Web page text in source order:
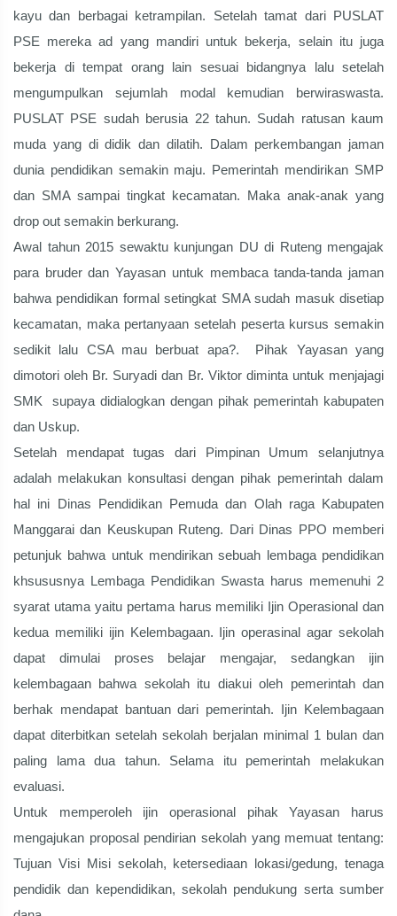
kayu dan berbagai ketrampilan. Setelah tamat dari PUSLAT
PSE mereka ad yang mandiri untuk bekerja, selain itu juga
bekerja di tempat orang lain sesuai bidangnya lalu setelah
mengumpulkan sejumlah modal kemudian berwiraswasta.
PUSLAT PSE sudah berusia 22 tahun. Sudah ratusan kaum
muda yang di didik dan dilatih. Dalam perkembangan jaman
dunia pendidikan semakin maju. Pemerintah mendirikan SMP
dan SMA sampai tingkat kecamatan. Maka anak-anak yang
drop out semakin berkurang.
Awal tahun 2015 sewaktu kunjungan DU di Ruteng mengajak
para bruder dan Yayasan untuk membaca tanda-tanda jaman
bahwa pendidikan formal setingkat SMA sudah masuk disetiap
kecamatan, maka pertanyaan setelah peserta kursus semakin
sedikit lalu CSA mau berbuat apa?. Pihak Yayasan yang
dimotori oleh Br. Suryadi dan Br. Viktor diminta untuk menjajagi
SMK supaya didialogkan dengan pihak pemerintah kabupaten
dan Uskup.
Setelah mendapat tugas dari Pimpinan Umum selanjutnya
adalah melakukan konsultasi dengan pihak pemerintah dalam
hal ini Dinas Pendidikan Pemuda dan Olah raga Kabupaten
Manggarai dan Keuskupan Ruteng. Dari Dinas PPO memberi
petunjuk bahwa untuk mendirikan sebuah lembaga pendidikan
khsususnya Lembaga Pendidikan Swasta harus memenuhi 2
syarat utama yaitu pertama harus memiliki Ijin Operasional dan
kedua memiliki ijin Kelembagaan. Ijin operasinal agar sekolah
dapat dimulai proses belajar mengajar, sedangkan ijin
kelembagaan bahwa sekolah itu diakui oleh pemerintah dan
berhak mendapat bantuan dari pemerintah. Ijin Kelembagaan
dapat diterbitkan setelah sekolah berjalan minimal 1 bulan dan
paling lama dua tahun. Selama itu pemerintah melakukan
evaluasi.
Untuk memperoleh ijin operasional pihak Yayasan harus
mengajukan proposal pendirian sekolah yang memuat tentang:
Tujuan Visi Misi sekolah, ketersediaan lokasi/gedung, tenaga
pendidik dan kependidikan, sekolah pendukung serta sumber